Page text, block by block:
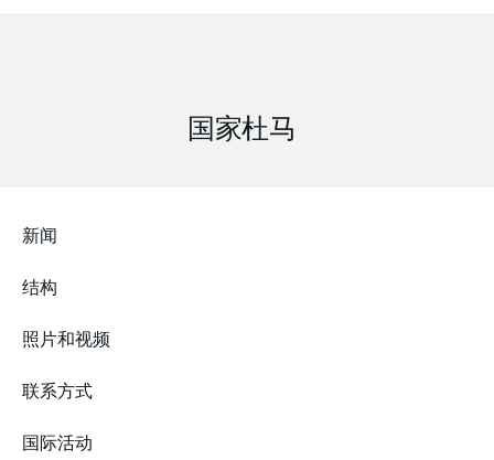
国家杜马
新闻
结构
照片和视频
联系方式
国际活动